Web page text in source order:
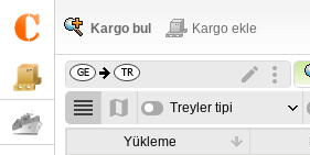
Kargo bul Kargo ekle
Treyler tipi
Yükleme